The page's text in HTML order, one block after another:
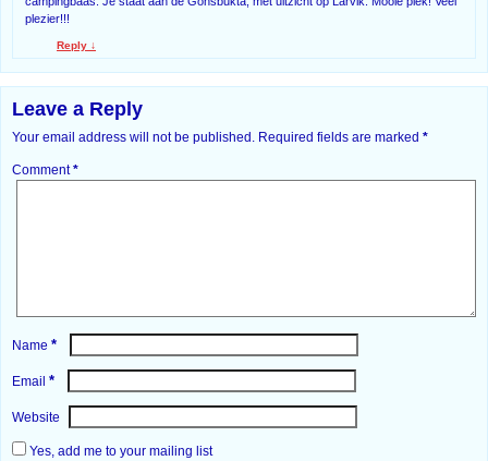
plezier!!!
Reply ↓
Leave a Reply
Your email address will not be published. Required fields are marked *
Comment*
Name *
Email *
Website
Yes, add me to your mailing list